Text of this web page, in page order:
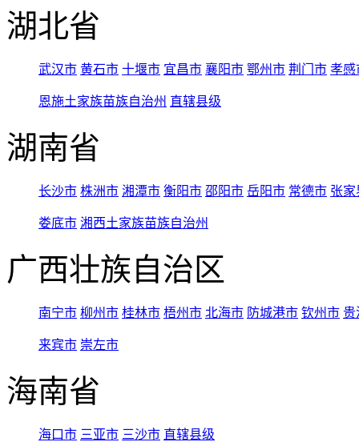
湖北省
武汉市 黄石市 十堰市 宜昌市 襄阳市 鄂州市 荆门市 孝感
恩施土家族苗族自治州 直辖县级
湖南省
长沙市 株洲市 湘潭市 衡阳市 邵阳市 岳阳市 常德市 张家
娄底市 湘西土家族苗族自治州
广西壮族自治区
南宁市 柳州市 桂林市 梧州市 北海市 防城港市 钦州市 贵
来宾市 崇左市
海南省
海口市 三亚市 三沙市 直辖县级